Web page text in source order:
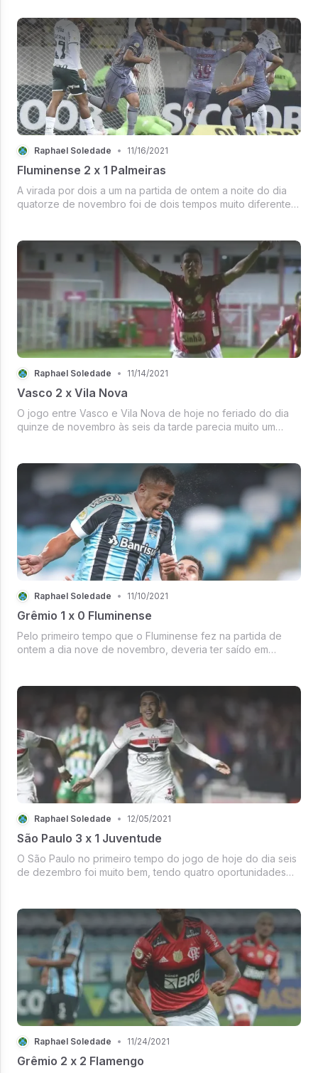
escalado errado porque ess...
Raphael Soledade • 11/16/2021
Fluminense 2 x 1 Palmeiras
A virada por dois a um na partida de ontem a noite do dia
quatorze de novembro foi de dois tempos muito diferentes.
foi oriundo de...
Raphael Soledade • 11/14/2021
Vasco 2 x Vila Nova
O jogo entre Vasco e Vila Nova de hoje no feriado do dia
quinze de novembro às seis da tarde parecia muito um
após isso recuou muito o ...
Raphael Soledade • 11/10/2021
Grêmio 1 x 0 Fluminense
Pelo primeiro tempo que o Fluminense fez na partida de
ontem a dia nove de novembro, deveria ter saído em
o tricolor carioca tev...
Raphael Soledade • 12/05/2021
São Paulo 3 x 1 Juventude
O São Paulo no primeiro tempo do jogo de hoje do dia seis
de dezembro foi muito bem, tendo quatro oportunidades
Rigoni deu uma ...
Raphael Soledade • 11/24/2021
Grêmio 2 x 2 Flamengo